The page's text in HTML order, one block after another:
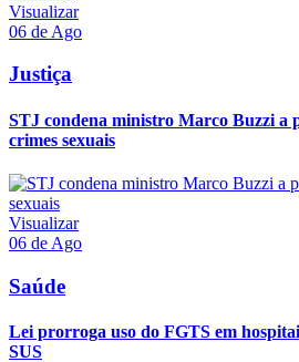
Visualizar
06 de Ago
Justiça
STJ condena ministro Marco Buzzi a
crimes sexuais
Visualizar
06 de Ago
Saúde
Lei prorroga uso do FGTS em
SUS